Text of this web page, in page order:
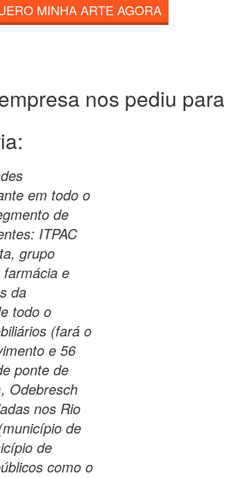
MINHA ARTE AGORA
nos pediu para
em todo o
de
ITPAC
grupo
e
da
todo o
(fará o
e 56
ponte de
Odebresch
nos Rio
de
de
como o